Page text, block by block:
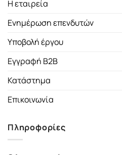
Η εταιρεία
Ενημέρωση επενδυτών
Υποβολή έργου
Εγγραφή B2B
Κατάστημα
Επικοινωνία
Πληροφορίες